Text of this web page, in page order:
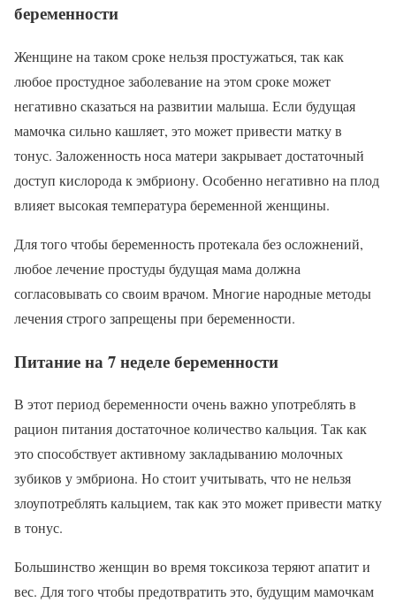
беременности
Женщине на таком сроке нельзя простужаться, так как
любое простудное заболевание на этом сроке может
негативно сказаться на развитии малыша. Если будущая
мамочка сильно кашляет, это может привести матку в
тонус. Заложенность носа матери закрывает достаточный
доступ кислорода к эмбриону. Особенно негативно на плод
влияет высокая температура беременной женщины.
Для того чтобы беременность протекала без осложнений,
любое лечение простуды будущая мама должна
согласовывать со своим врачом. Многие народные методы
лечения строго запрещены при беременности.
Питание на 7 неделе беременности
В этот период беременности очень важно употреблять в
рацион питания достаточное количество кальция. Так как
это способствует активному закладыванию молочных
зубиков у эмбриона. Но стоит учитывать, что не нельзя
злоупотреблять кальцием, так как это может привести матку
в тонус.
Большинство женщин во время токсикоза теряют апатит и
вес. Для того чтобы предотвратить это, будущим мамочкам